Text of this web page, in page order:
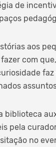
de
aos
com
biblioteca
pela
no